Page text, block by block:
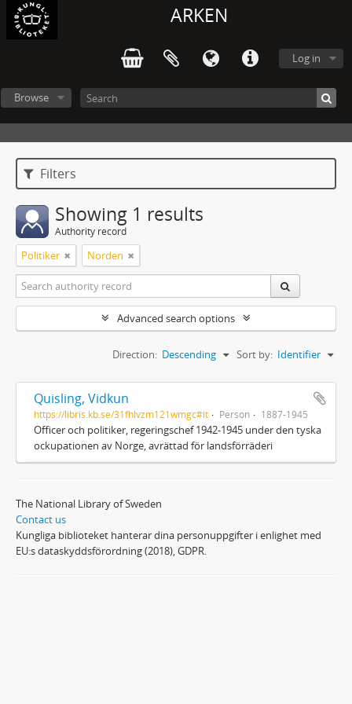
ARKEN
Log in
Browse
Filters
Showing 1 results
Authority record
Politiker Norden
Advanced search options
Sort by: Identifier
Direction: Descending
Quisling, Vidkun
https://libris.kb.se/31fhlvzm121wmgc#it Person 1887-1945
Officer och politiker, regeringschef 1942-1945 under den tyska
ockupationen av Norge, avrättad för landsförräderi
The National Library of Sweden
Contact us
Kungliga biblioteket hanterar dina personuppgifter i enlighet med
EU:s dataskyddsförordning (2018), GDPR.